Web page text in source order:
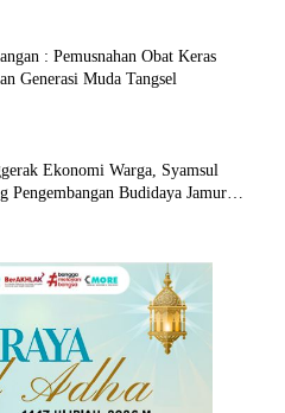
: Pemusnahan Obat Keras
Generasi Muda Tangsel
Ekonomi Warga, Syamsul
Pengembangan Budidaya Jamur